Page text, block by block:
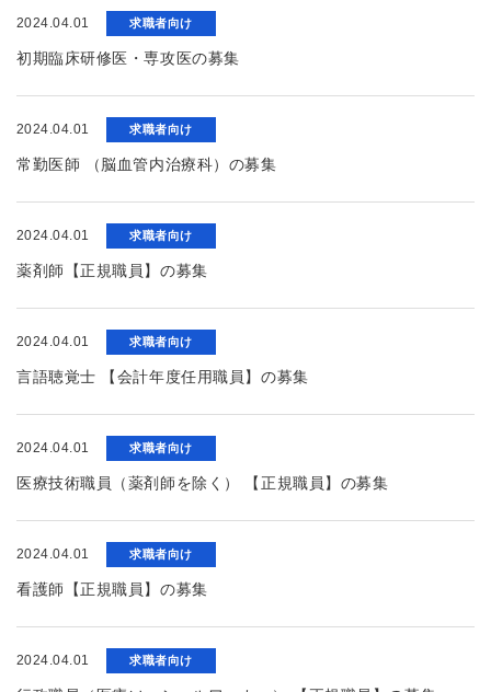
2024.04.01 求職者向け
初期臨床研修医・専攻医の募集
2024.04.01 求職者向け
常勤医師 （脳血管内治療科）の募集
2024.04.01 求職者向け
薬剤師【正規職員】の募集
2024.04.01 求職者向け
言語聴覚士 【会計年度任用職員】の募集
2024.04.01 求職者向け
医療技術職員（薬剤師を除く） 【正規職員】の募集
2024.04.01 求職者向け
看護師【正規職員】の募集
2024.04.01 求職者向け